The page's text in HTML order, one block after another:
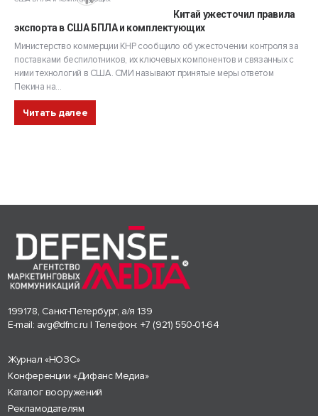
Китай ужесточил правила
экспорта в США БПЛА и комплектующих
Министерство коммерции КНР сообщило об ужесточении контроля за
поставками беспилотников, их ключевых компонентов и связанных с
ними технологий в США. СМИ называют принятые меры ответом
Пекина на...
Читать далее
199178, Санкт-Петербург, а/я 139
E-mail: avg@dfnc.ru | Телефон: +7 (921) 550-01-64
Журнал «НОЗС»
Конференции «Дифанс Медиа»
Каталог вооружений
Рекламодателям